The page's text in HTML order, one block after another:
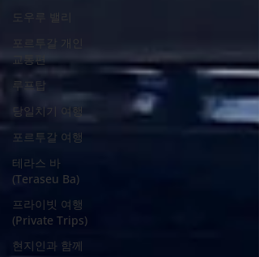
도우루 밸리
포르투갈 개인
교통편
루프탑
당일치기 여행
포르투갈 여행
테라스 바
(Teraseu Ba)
프라이빗 여행
(Private Trips)
현지인과 함께